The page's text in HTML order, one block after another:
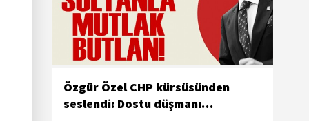
Özgür Özel CHP kürsüsünden
seslendi: Dostu düşmanı